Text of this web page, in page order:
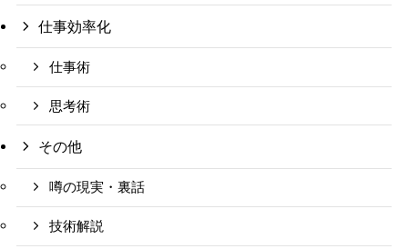
仕事効率化
仕事術
思考術
その他
噂の現実・裏話
技術解説